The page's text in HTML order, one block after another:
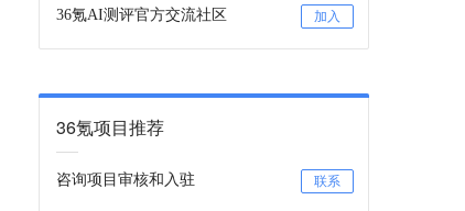
36氪AI测评官方交流社区 加入
36氪项目推荐
咨询项目审核和入驻 联系